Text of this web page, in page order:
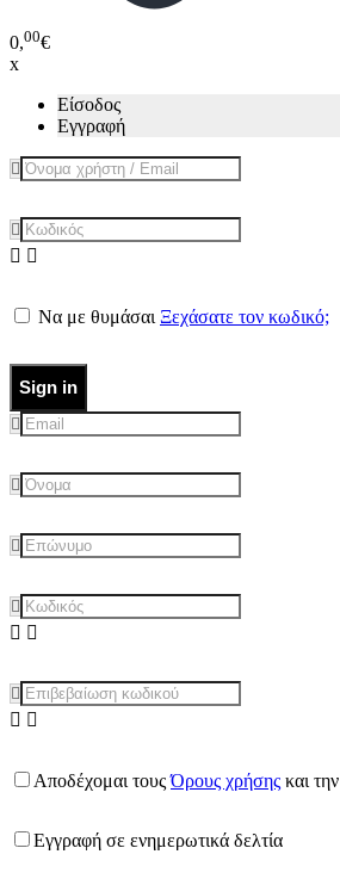
0,00€
x
Είσοδος
Εγγραφή
Να με θυμάσαι Ξεχάσατε τον κωδικό;
Sign in
Αποδέχομαι τουςΌρους χρήσης και την
Εγγραφή σε ενημερωτικά δελτία